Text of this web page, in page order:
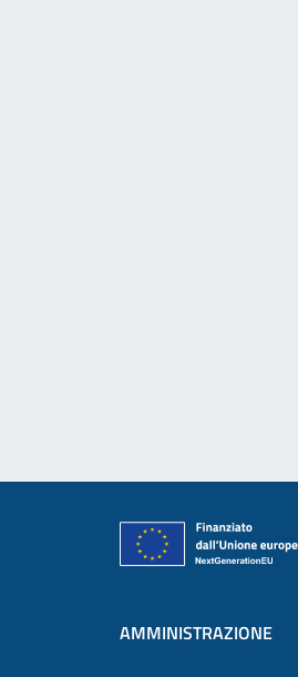
AMMINISTRAZIONE